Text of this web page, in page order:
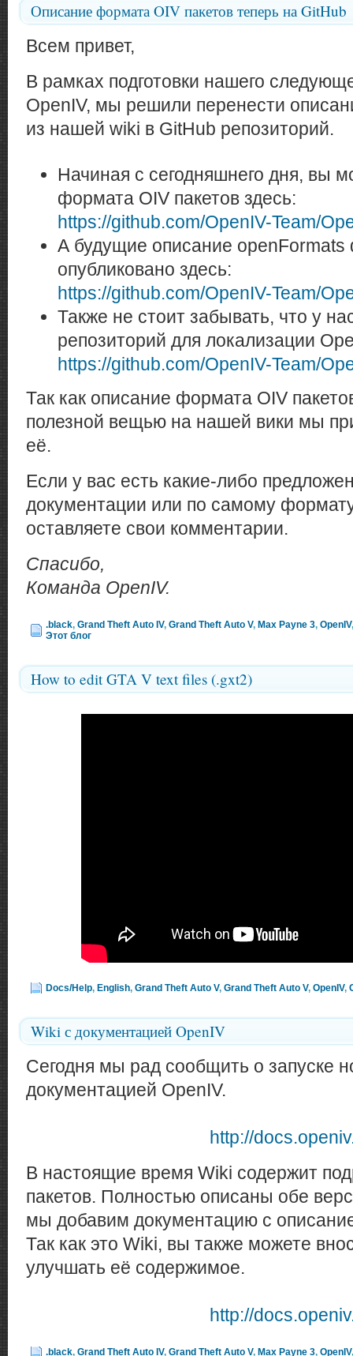
Описание формата OIV пакетов теперь на GitHub
Всем привет,
В рамках подготовки нашего
OpenIV, мы решили перенести
из нашей wiki в GitHub репозиторий.
Начиная с сегодняшнего дня, вы
формата OIV пакетов здесь:
https://github.com/OpenIV-Team/
А будущие описание openFormats
опубликовано здесь:
https://github.com/OpenIV-Team/
Также не стоит забывать, что у
репозиторий для локализации
https://github.com/OpenIV-Team/
Так как описание формата OIV
полезной вещью на нашей вики мы
её.
Если у вас есть какие-либо
документации или по самому
оставляете свои комментарии.
Спасибо,
Команда OpenIV.
.black, Grand Theft Auto IV, Grand Theft Auto V, Max Payne 3, OpenIV
Этот блог
How to edit GTA V text files (.gxt2)
Docs/Help, English, Grand Theft Auto V, Grand Theft Auto V, OpenIV,
Wiki с документацией OpenIV
Сегодня мы рад сообщить о запуске
документацией OpenIV.
http://
В настоящие время Wiki содержит
пакетов. Полностью описаны обе
мы добавим документацию с
Так как это Wiki, вы также можете
улучшать её содержимое.
http://
.black, Grand Theft Auto IV, Grand Theft Auto V, Max Payne 3, OpenIV